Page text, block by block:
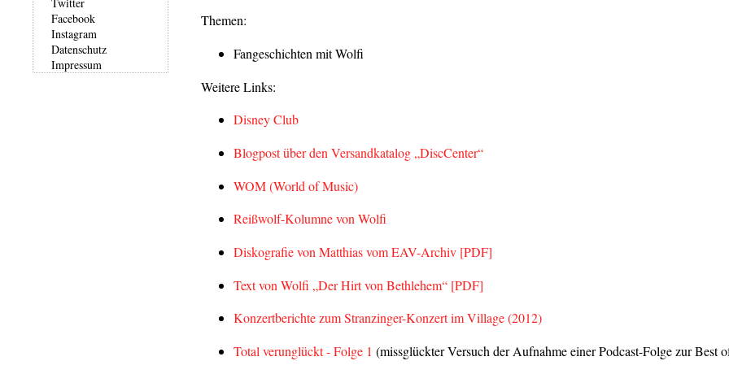
Facebook
Instagram
Datenschutz
Impressum
Themen:
Fangeschichten mit Wolfi
Weitere Links:
Disney Club
Blogpost über den Versandkatalog „DiscCenter“
WOM (World of Music)
Reißwolf-Kolumne von Wolfi
Diskografie von Matthias vom EAV-Archiv [PDF]
Text von Wolfi „Der Hirt von Bethlehem“ [PDF]
Konzertberichte zum Stranzinger-Konzert im Village (2012)
Total verunglückt - Folge 1 (missglückter Versuch der Aufnahme einer Podcast-Folge zur Best